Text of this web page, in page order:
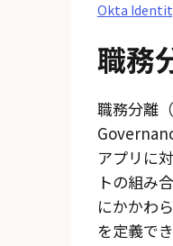
Okta
職務
職務分離
アプリに
トの組み
にかかわ
を定義で